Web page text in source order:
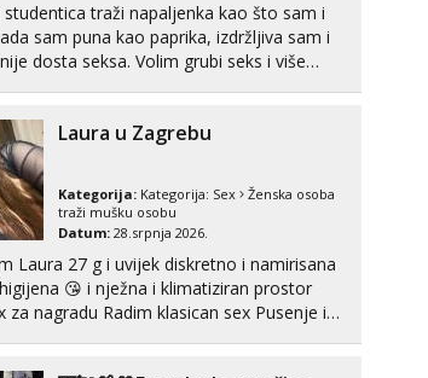
Ela
Razgovaram :)
- Kod: #117
tel:0,93€ - mob:1,12€ min
Vanesa
Čekam tvoj poziv!
Tel: 064/677-677 - Kod: #74
tel:0,93€ - mob:1,12€ min
Zara
Čekam tvoj poziv!
Tel:064/677-677- Kod: #123
tel:0,93€ - mob:1,12€ min
studentica traži napaljenka kao što sam i
sam puna kao paprika, izdržljiva sam i
dosta seksa. Volim grubi seks i više
Laura u Zagrebu
Kategorija: Kategorija: Sex
Ženska osoba
traži mušku osobu
Datum: 28.srpnja 2026.
Laura 27 g i uvijek diskretno i namirisana
😘 i nježna i klimatiziran prostor
klasican sex Pusenje i